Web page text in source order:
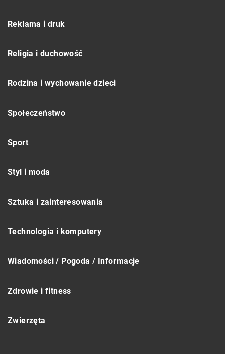
Reklama i druk
Religia i duchowość
Rodzina i wychowanie dzieci
Społeczeństwo
Sport
Styl i moda
Sztuka i zainteresowania
Technologia i komputery
Wiadomości / Pogoda / Informacje
Zdrowie i fitness
Zwierzęta